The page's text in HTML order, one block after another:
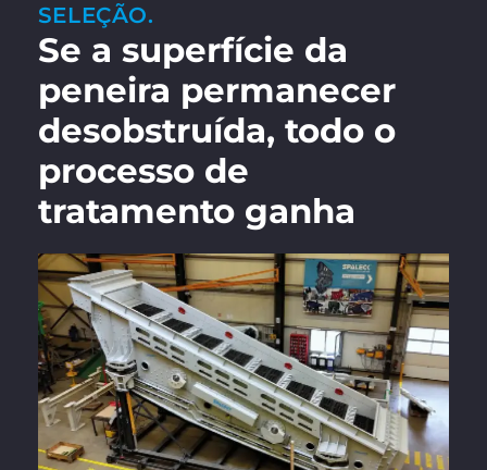
SELEÇÃO.
Se a superfície da
peneira permanecer
desobstruída, todo o
processo de
tratamento ganha